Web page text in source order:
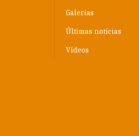
Galerias
Últimas notícias
Vídeos